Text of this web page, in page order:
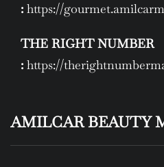
: https://
THE RIGHT NUMBER
: https://
AMILCAR BEAUTY